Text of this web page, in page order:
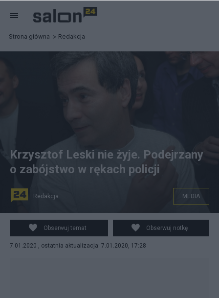
Strona główna Redakcja
Krzysztof Leski był przez kilka lat blogerem Salonu24.
Zdjęcie z 2007 r. Fot. Jan Słupski
Krzysztof Leski nie żyje. Podejrzany
o zabójstwo w rękach policji
Redakcja MEDIA
Obserwuj temat Obserwuj notkę
7.01.2020 , ostatnia aktualizacja: 7.01.2020, 17:28